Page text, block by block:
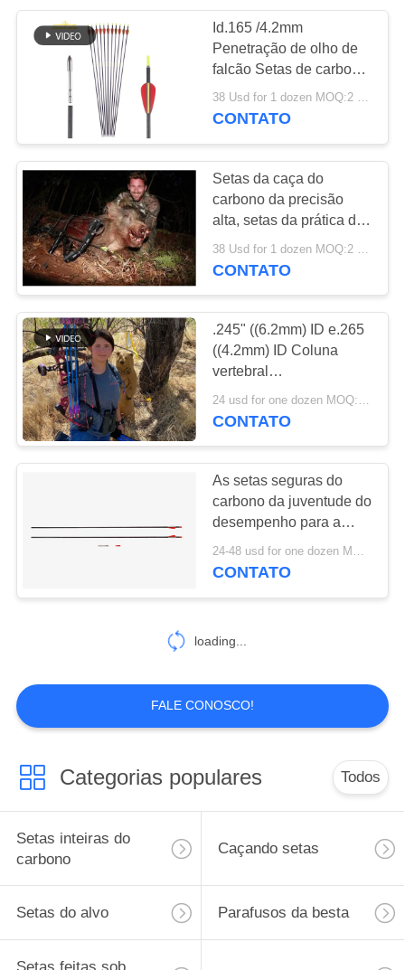
Id.165 /4.2mm
Penetração de olho de
falcão Setas de carbono
/ fibra de carbono
Resistência ao impacto
38 Usd for 1 dozen MOQ:2 dúzias
CONTATO
Setas da caça do
carbono da precisão
alta, setas da prática de
alvo da fibra do carbono
CONTATO
.245" ((6.2mm) ID e.265
((4.2mm) ID Coluna
vertebral
500/600/700/800/900/1000
com 2" Vanas e penas
24 usd for one dozen MOQ:2 dúzias
CONTATO
As setas seguras do
carbono da juventude do
desempenho para a
criança/mulheres/acionador
de partida, composto
24-48 usd for one dozen MOQ:2 dúzias
CONTATO
loading...
FALE CONOSCO!
Categorias populares Todos
Setas inteiras do
carbono
Caçando setas
Setas do alvo Parafusos da besta